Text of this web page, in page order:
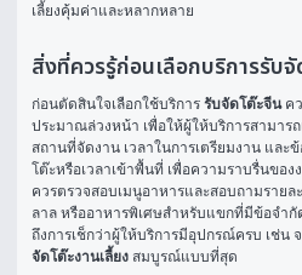
เลี้ยงคุ้มค่าและหลากหลาย
สิ่งที่ควรรู้ก่อนเลือกบริการรับจั
ก่อนตัดสินใจเลือกใช้บริการ รับจัดโต๊ะจีน คว
ประมาณล่วงหน้า เพื่อให้ผู้ให้บริการสามาร
สถานที่จัดงาน เวลาในการเตรียมงาน แล
โต๊ะหรือเวลาเข้าพื้นที่ เพื่อความราบรื่นของ
ควรตรวจสอบเมนูอาหารและสอบถามรายล
ลาล หรืออาหารพิเศษสำหรับแขกที่มีข้อจำ
จัดโต๊ะงานเลี้ยง สมบูรณ์แบบที่สุด